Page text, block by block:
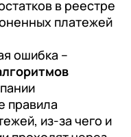
в реестре
платежей
ошибка –
правила
из-за чего и